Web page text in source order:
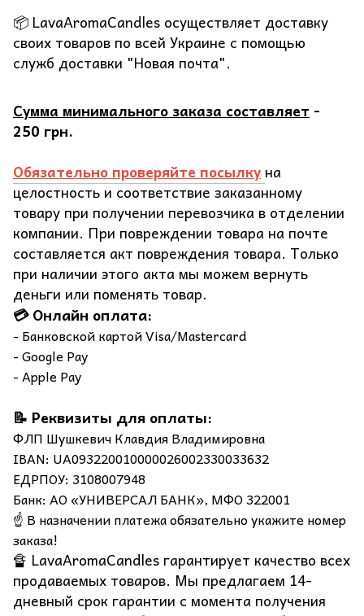
📦 LavaAromaCandles осуществляет доставку
своих товаров по всей Украине с помощью
служб доставки "Новая почта".
Сумма минимального заказа составляет -
250 грн.
Обязательно проверяйте посылку на
целостность и соответствие заказанному
товару при получении перевозчика в отделении
компании. При повреждении товара на почте
составляется акт повреждения товара. Только
при наличии этого акта мы можем вернуть
деньги или поменять товар.
💳 Онлайн оплата:
- Банковской картой Visa/Mastercard
- Google Pay
- Apple Pay
📝 Реквизиты для оплаты:
ФЛП Шушкевич Клавдия Владимировна
IBAN: UA093220010000026002330033632
ЕДРПОУ: 3108007948
Банк: АО «УНИВЕРСАЛ БАНК», МФО 322001
☝️ В назначении платежа обязательно укажите номер
заказа!
🔏 LavaAromaCandles гарантирует качество всех
продаваемых товаров. Мы предлагаем 14-
дневный срок гарантии с момента получения